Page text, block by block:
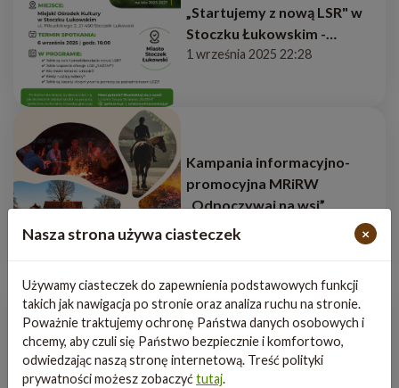
Nasza strona używa ciasteczek ×
Używamy ciasteczek do zapewnienia podstawowych funkcji
takich jak nawigacja po stronie oraz analiza ruchu na stronie.
Poważnie traktujemy ochronę Państwa danych osobowych i
chcemy, aby czuli się Państwo bezpiecznie i komfortowo,
odwiedzając naszą stronę internetową. Treść polityki
prywatności możesz zobaczyćtutaj.
„Startujemy z nową LSR" w
Stoczku Łukowskim -
6.09.2025, godz. 16:00
1 września 2025 22:28
Kampania informacyjno-
promocyjna MRiRW
„Odpoczywaj na wsi”
1 września 2025 16:00
Informacja o ogłoszonych
naborach wniosków 1/2025,
2/2025 i 3/2025